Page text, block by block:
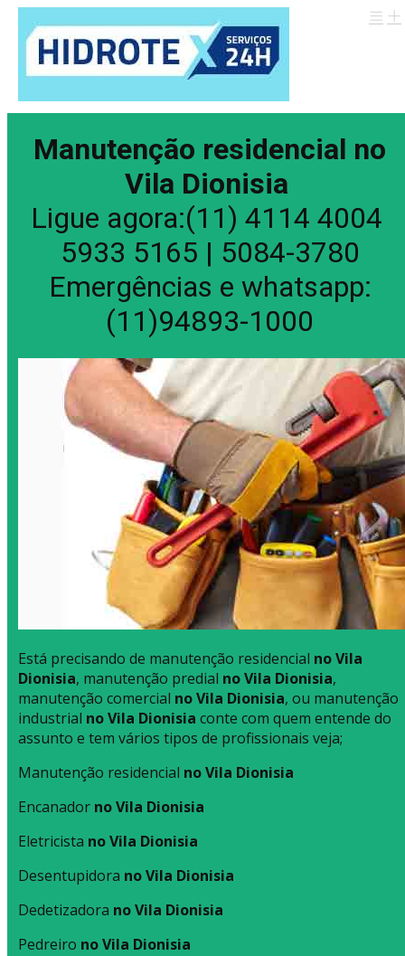
Manutenção residencial no
Vila Dionisia
Ligue agora:(11) 4114 4004
5933 5165 | 5084-3780
Emergências e whatsapp:
(11)94893-1000
Está precisando de manutenção residencial no Vila
Dionisia, manutenção predial no Vila Dionisia,
manutenção comercial no Vila Dionisia, ou manutenção
industrial no Vila Dionisia conte com quem entende do
assunto e tem vários tipos de profissionais veja;
Manutenção residencial no Vila Dionisia
Encanador no Vila Dionisia
Eletricista no Vila Dionisia
Desentupidora no Vila Dionisia
Dedetizadora no Vila Dionisia
Pedreiro no Vila Dionisia